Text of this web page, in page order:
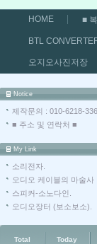
HOME ■
BTL
오지오사진저장
Notice
제작문의 : 010-6218-
■ 주소 및 연락처 ■
My Link
소리전자.
오디오 케이블의 마술사 .
스피커-소노다인.
오디오장터 (보소보소).
Total Today